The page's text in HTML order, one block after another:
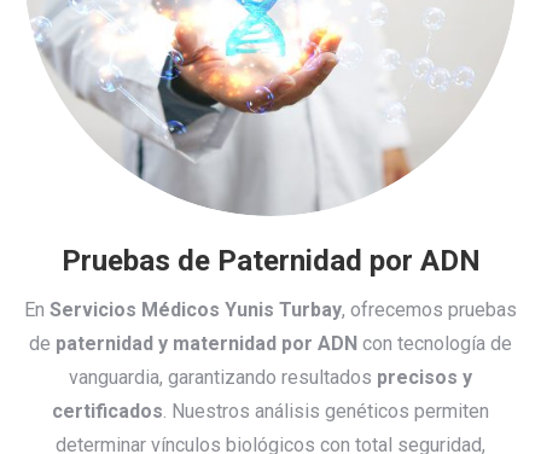
Pruebas de Paternidad por ADN
En Servicios Médicos Yunis Turbay, ofrecemos pruebas
de paternidad y maternidad por ADN con tecnología de
vanguardia, garantizando resultados precisos y
certificados. Nuestros análisis genéticos permiten
determinar vínculos biológicos con total seguridad,